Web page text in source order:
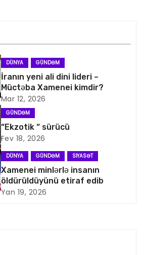
DÜNYA GÜNDƏM
İranın yeni ali dini lideri –
Müctəba Xamenei kimdir?
Mar 12, 2026
GÜNDƏM
“Ekzotik “ sürücü
Fev 18, 2026
DÜNYA GÜNDƏM SIYASƏT
Xamenei minlərlə insanın
öldürüldüyünü etiraf edib
Yan 19, 2026